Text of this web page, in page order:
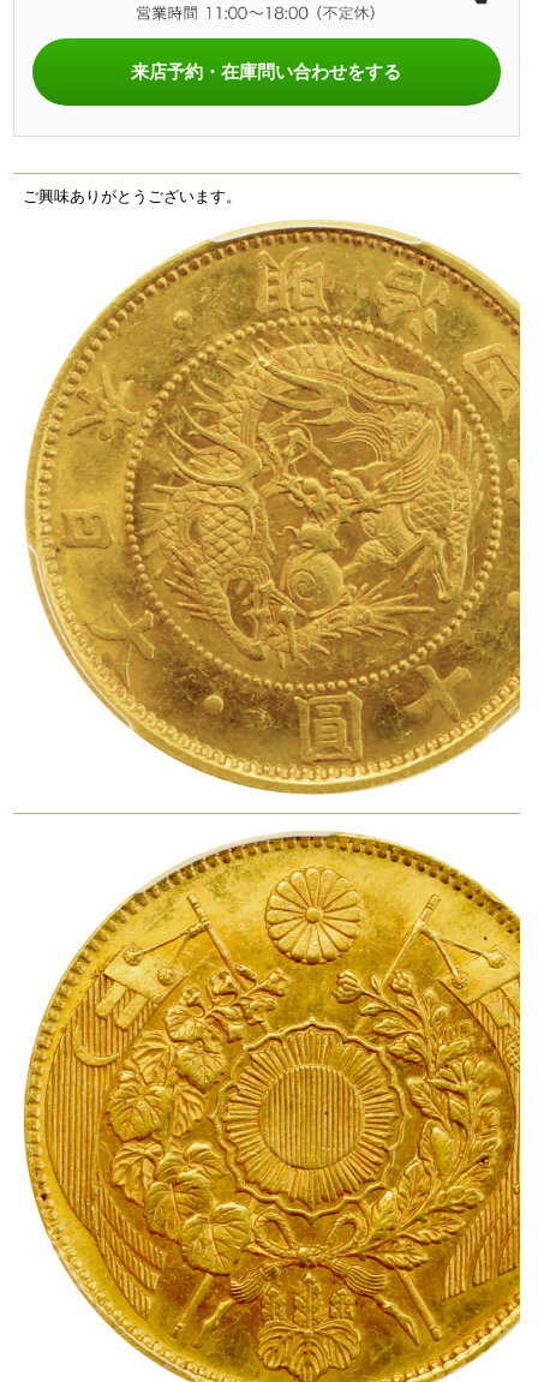
来店予約・在庫問い合わせをする
ご興味ありがとうございます。